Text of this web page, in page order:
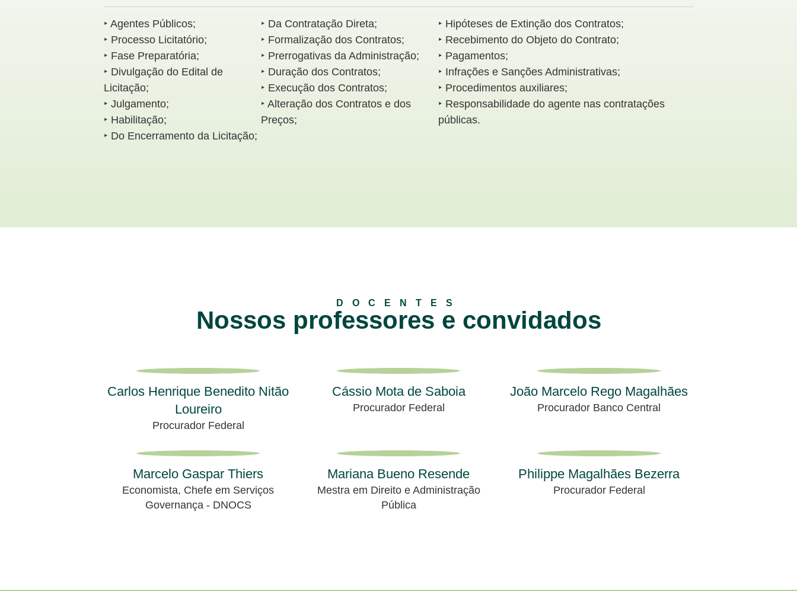
‣ Agentes Públicos;
‣ Processo Licitatório;
‣ Fase Preparatória;
‣ Divulgação do Edital de
Licitação;
‣ Julgamento;
‣ Habilitação;
‣ Do Encerramento da Licitação;
‣ Da Contratação Direta;
‣ Formalização dos Contratos;
‣ Prerrogativas da Administração;
‣ Duração dos Contratos;
‣ Execução dos Contratos;
‣ Alteração dos Contratos e dos
Preços;
‣ Hipóteses de Extinção dos Contratos;
‣ Recebimento do Objeto do Contrato;
‣ Pagamentos;
‣ Infrações e Sanções Administrativas;
‣ Procedimentos auxiliares;
‣ Responsabilidade do agente nas contratações
públicas.
DOCENTES
Nossos professores e convidados
Carlos Henrique Benedito Nitão
Loureiro
Procurador Federal
Cássio Mota de Saboia
Procurador Federal
João Marcelo Rego Magalhães
Procurador Banco Central
Marcelo Gaspar Thiers
Economista, Chefe em Serviços
Governança - DNOCS
Mariana Bueno Resende
Mestra em Direito e Administração
Pública
Philippe Magalhães Bezerra
Procurador Federal